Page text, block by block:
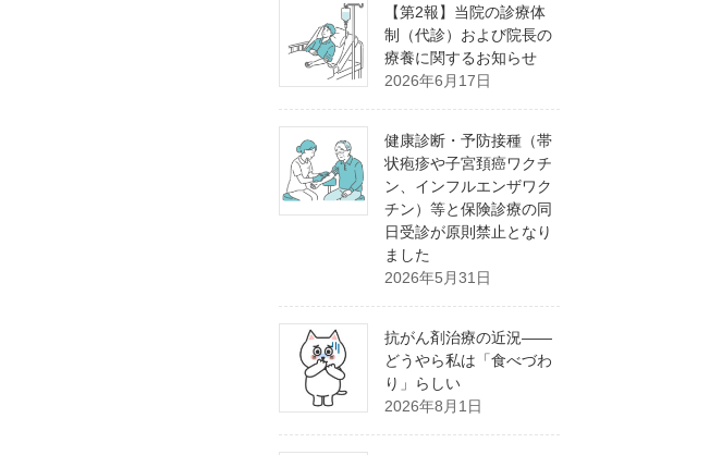
【第2報】当院の診療体
制（代診）および院長の
療養に関するお知らせ
2026年6月17日
健康診断・予防接種（帯
状疱疹や子宮頚癌ワクチ
ン、インフルエンザワク
チン）等と保険診療の同
日受診が原則禁止となり
ました
2026年5月31日
抗がん剤治療の近況――
どうやら私は「食べづわ
り」らしい
2026年8月1日